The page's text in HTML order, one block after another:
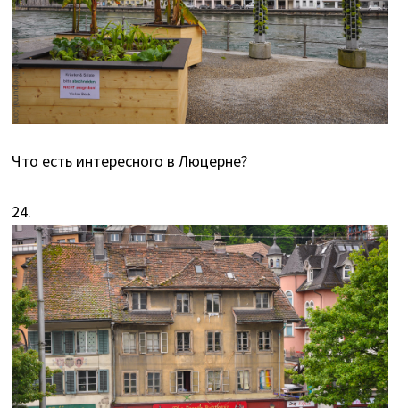
Что есть интересного в Люцерне?
24.